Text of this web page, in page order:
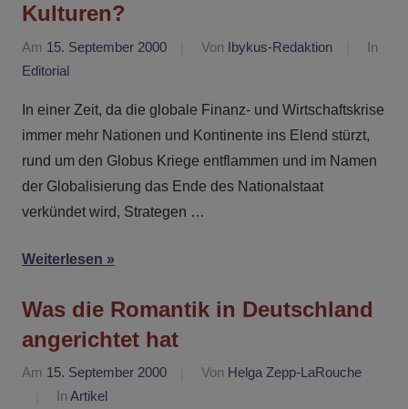
Kulturen?
Am 15. September 2000 Von Ibykus-Redaktion
In
Editorial
In einer Zeit, da die globale Finanz- und Wirtschaftskrise
immer mehr Nationen und Kontinente ins Elend stürzt,
rund um den Globus Kriege entflammen und im Namen
der Globalisierung das Ende des Nationalstaat
verkündet wird, Strategen …
Weiterlesen
Was die Romantik in Deutschland
angerichtet hat
Am 15. September 2000 Von Helga Zepp-LaRouche
In Artikel